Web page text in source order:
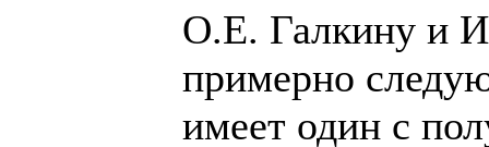
О.Е. Галкину и
примерно
имеет один с